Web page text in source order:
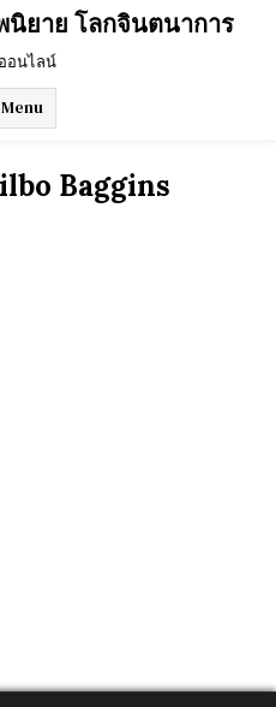
นิยาย โลกจินตนาการ
อนไลน์
Menu
Baggins